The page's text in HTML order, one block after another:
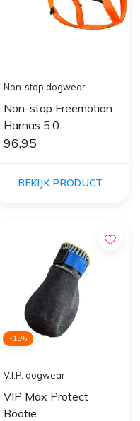
Non-stop dogwear
Non-stop Freemotion
Harnas 5.0
96,95
BEKIJK PRODUCT
-15%
V.I.P. dogwear
VIP Max Protect
Bootie